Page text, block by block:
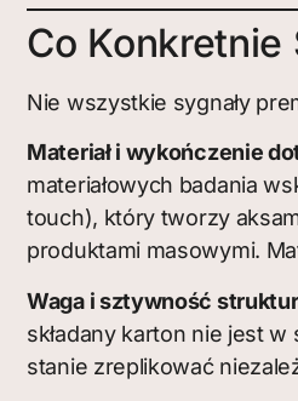
Co Konkretnie
Nie wszystkie sygnały
Materiał i wykończenie
materiałowych badania
touch), który tworzy
produktami masowymi.
Waga i sztywność
składany karton nie jest
stanie zreplikować